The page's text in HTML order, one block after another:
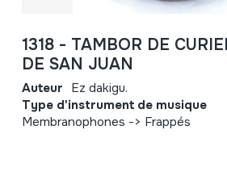
1318 - TAMBOR DE
DE SAN JUAN
Auteur Ez dakigu.
Type d'instrument de musique
Membranophones -> Frappés